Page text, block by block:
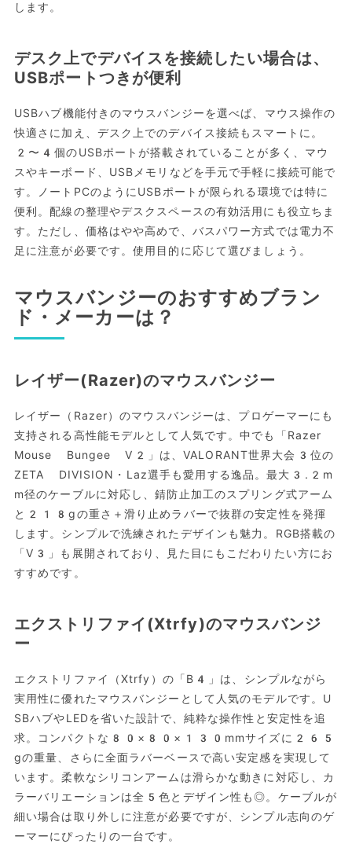
します。
デスク上でデバイスを接続したい場合は、
USBポートつきが便利
USBハブ機能付きのマウスバンジーを選べば、マウス操作の
快適さに加え、デスク上でのデバイス接続もスマートに。
2〜4個のUSBポートが搭載されていることが多く、マウ
スやキーボード、USBメモリなどを手元で手軽に接続可能で
す。ノートPCのようにUSBポートが限られる環境では特に
便利。配線の整理やデスクスペースの有効活用にも役立ちま
す。ただし、価格はやや高めで、バスパワー方式では電力不
足に注意が必要です。使用目的に応じて選びましょう。
マウスバンジーのおすすめブラン
ド・メーカーは？
レイザー(Razer)のマウスバンジー
レイザー（Razer）のマウスバンジーは、プロゲーマーにも
支持される高性能モデルとして人気です。中でも「Razer
Mouse Bungee V2」は、VALORANT世界大会3位の
ZETA DIVISION・Laz選手も愛用する逸品。最大3.2m
m径のケーブルに対応し、錆防止加工のスプリング式アーム
と218gの重さ＋滑り止めラバーで抜群の安定性を発揮
します。シンプルで洗練されたデザインも魅力。RGB搭載の
「V3」も展開されており、見た目にもこだわりたい方にお
すすめです。
エクストリファイ(Xtrfy)のマウスバンジ
ー
エクストリファイ（Xtrfy）の「B4」は、シンプルながら
実用性に優れたマウスバンジーとして人気のモデルです。U
SBハブやLEDを省いた設計で、純粋な操作性と安定性を追
求。コンパクトな80×80×130mmサイズに265
gの重量、さらに全面ラバーベースで高い安定感を実現して
います。柔軟なシリコンアームは滑らかな動きに対応し、カ
ラーバリエーションは全5色とデザイン性も◎。ケーブルが
細い場合は取り外しに注意が必要ですが、シンプル志向のゲ
ーマーにぴったりの一台です。